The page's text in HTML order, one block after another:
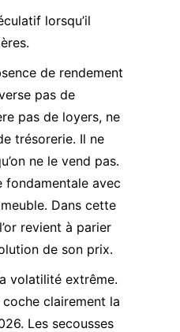
lorsqu’il
de rendement
pas de
pas de loyers, ne
trésorerie. Il ne
ne le vend pas.
fondamentale avec
Dans cette
revient à parier
de son prix.
volatilité extrême.
coche clairement la
Les secousses